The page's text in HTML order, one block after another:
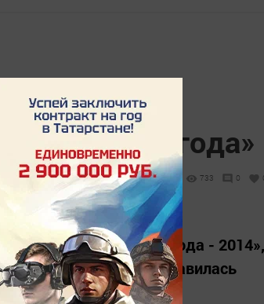
–
«Ученик года»
733 0
конкурса «Ученик года - 2014»,
конкурса справилась
Она и стала